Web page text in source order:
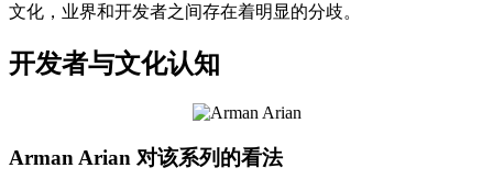
文化，业界和开发者之间存在着明显的分歧。
开发者与文化认知
Arman Arian 对该系列的看法